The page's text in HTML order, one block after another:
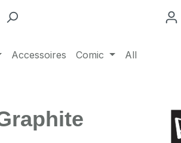
Accessoires Comic All